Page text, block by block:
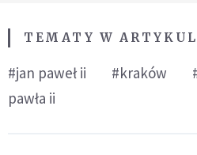
TEMATY W
#jan paweł ii #kraków
pawła ii